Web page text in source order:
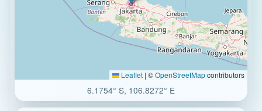
Leaflet | ©OpenStreetMapcontributors
6.1754° S, 106.8272° E